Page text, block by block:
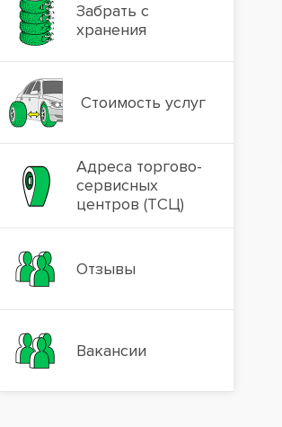
Забрать с
хранения
Стоимость услуг
Адреса торгово-
сервисных
центров (ТСЦ)
Отзывы
Вакансии